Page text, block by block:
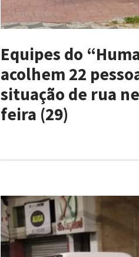
Equipes do
acolhem 22
situação de rua
feira (29)